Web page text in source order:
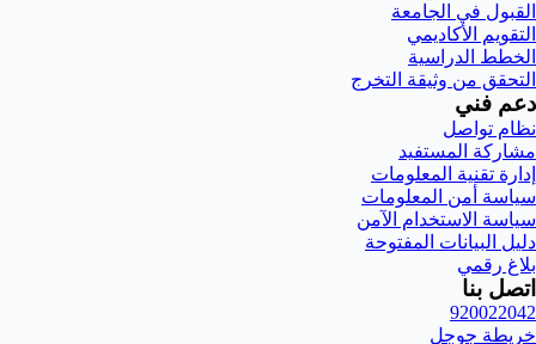
القبول في الجامعة
التقويم الأكاديمي
الخطط الدراسية
التحقق من وثيقة التخرج
دعم فني
نظام تواصل
مشاركة المستفيد
إدارة تقنية المعلومات
سياسة أمن المعلومات
سياسة الاستخدام الآمن
دليل البيانات المفتوحة
بلاغ رقمي
اتصل بنا
920022042
خريطة جوجل